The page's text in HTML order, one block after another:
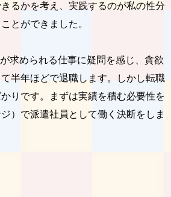
るかを考え、実践するのが私の性分
とができました。
求められる仕事に疑問を感じ、貪欲
半年ほどで退職します。しかし転職
りです。まずは実績を積む必要性を
）で派遣社員として働く決断をしま